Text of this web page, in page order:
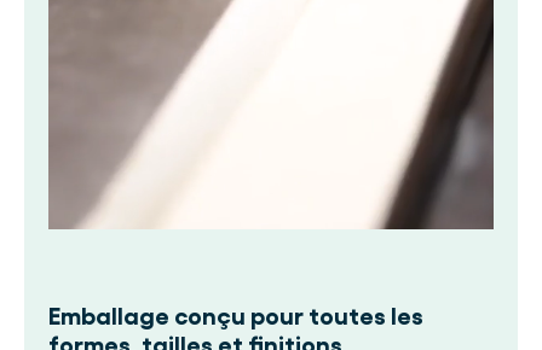
Emballage conçu pour toutes les